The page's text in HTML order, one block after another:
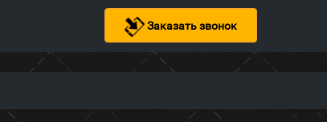
Заказать звонок